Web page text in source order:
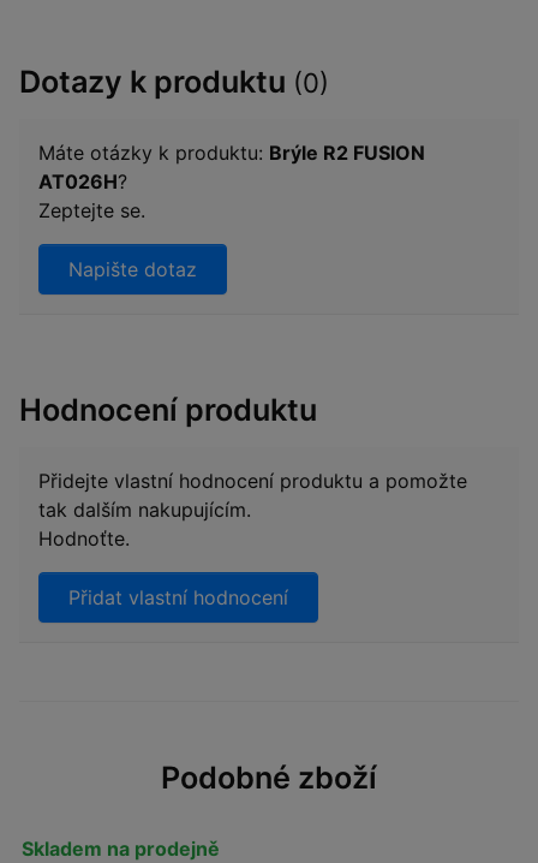
Dotazy k produktu (0)
Máte otázky k produktu: Brýle R2 FUSION
AT026H?
Zeptejte se.
Napište dotaz
Hodnocení produktu
Přidejte vlastní hodnocení produktu a pomožte
tak dalším nakupujícím.
Hodnoťte.
Přidat vlastní hodnocení
Podobné zboží
Skladem na prodejně